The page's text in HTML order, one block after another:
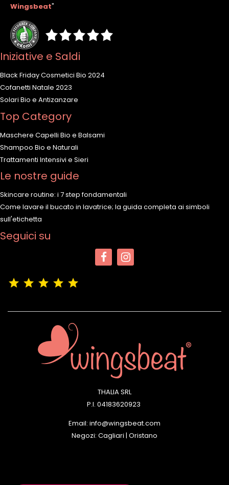
Wingsbeat"
Iniziative e Saldi
Black Friday Cosmetici Bio 2024
Cofanetti Natale 2023
Solari Bio e Antizanzare
Top Category
Maschere Capelli Bio e Balsami
Shampoo Bio e Naturali
Trattamenti Intensivi e Sieri
Le nostre guide
Skincare routine: i 7 step fondamentali
Come lavare il bucato in lavatrice; la guida completa ai simboli
sull'etichetta
Seguici su
THALIA SRL
P.I. 04183620923
Email: info@wingsbeat.com
Negozi: Cagliari | Oristano